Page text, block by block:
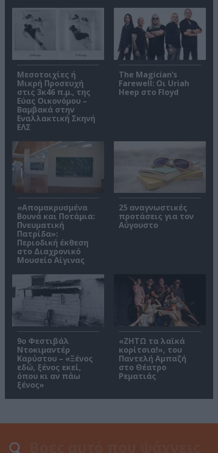
Μεσοτοιχίες ή
Μικρή Προσευχή
στις 3κ46 π.μ., της
Εύας Οικονόμου –
Βαμβακά στην
Εναλλακτική Σκηνή
ΕΛΣ
The Magician’s
Farewell: Οι Uriah
Heep στο Floyd
«Απομακρυσμένα
Βουνά και Ποτάμια:
Πνευματική
Πατρίδα»:
Περιοδική έκθεση
στο Διαχρονικό
Μουσείο Αίγινας
25 αναγνωστικές
προτάσεις για τον
Αύγουστο
9ο Φεστιβάλ
Ντοκιμαντέρ
Καρύστου – «Ξένος
εδώ, ξένος εκεί,
όπου κι αν πάω
ξένος»
«ΖΗΤΩ τα λαϊκά
κορίτσια!», του
Παντελή Αμπαζή
στο Θέατρο
Ρεματιάς